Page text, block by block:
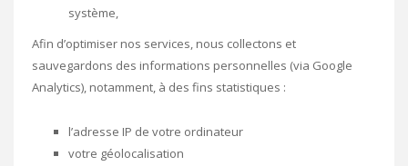
système,
Afin d’optimiser nos services, nous collectons et
sauvegardons des informations personnelles (via Google
Analytics), notamment, à des fins statistiques :
l’adresse IP de votre ordinateur
votre géolocalisation